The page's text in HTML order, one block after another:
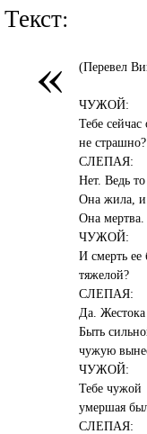
Текст:
« (Перевел
ЧУЖОЙ:
Тебе
не страшно?
СЛЕПАЯ:
Нет. Ведь то
Она жила, и
Она мертва.
ЧУЖОЙ:
И смерть ее
тяжелой?
СЛЕПАЯ:
Да. Жестока
Быть
чужую
ЧУЖОЙ:
Тебе чужой
умершая
СЛЕПАЯ: